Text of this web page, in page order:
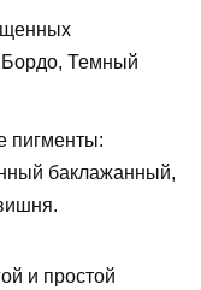
Темный
пигменты:
баклажанный,
и простой